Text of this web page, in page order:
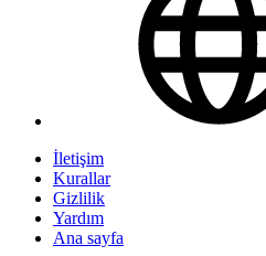
İletişim
Kurallar
Gizlilik
Yardım
Ana sayfa